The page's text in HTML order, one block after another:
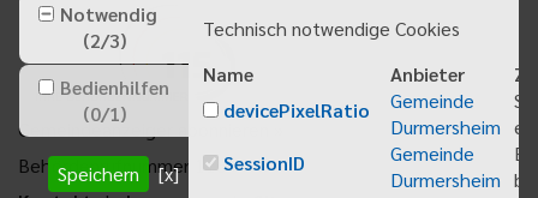
Gemeindeanzeiger abonnieren
Behördenrufnummer 115
Notwendig
(2/3)
Bedienhilfen
(0/1)
Speichern [x]
Technisch notwendige Cookies
Name
Anbieter
devicePixelRatio
Gemeinde
Durmersheim
SessionID
Gemeinde
Durmersheim